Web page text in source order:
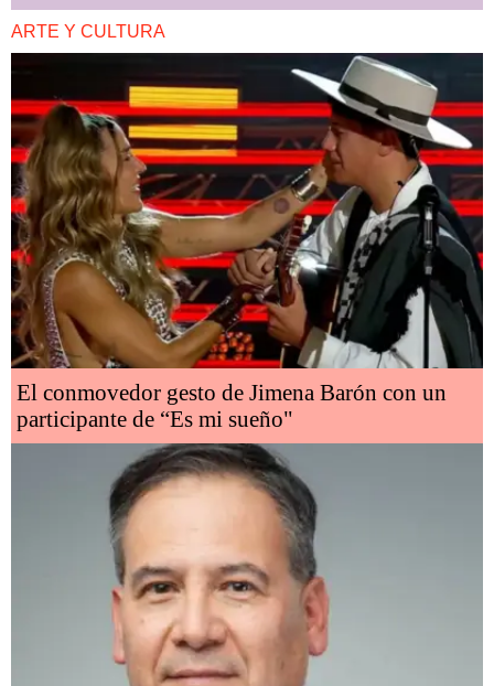
ARTE Y CULTURA
El conmovedor gesto de Jimena Barón con un
participante de “Es mi sueño"